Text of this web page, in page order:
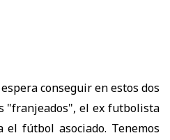
conseguir en estos dos
"franjeados", el ex futbolista
el fútbol asociado. Tenemos